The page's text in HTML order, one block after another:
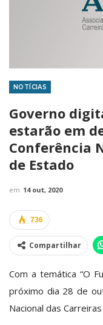
NOTÍCIAS
Governo
estarão em
Conferência
de Estado
em 14 out, 2020
736
Compartilhar
Com a temática “O
próximo dia 28 de
Nacional das